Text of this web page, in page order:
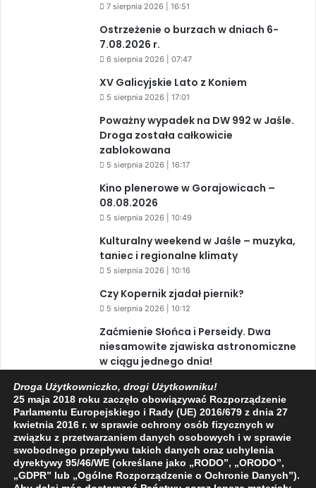
7 sierpnia 2026 | 16:51
Ostrzeżenie o burzach w dniach 6-
7.08.2026 r.
6 sierpnia 2026 | 07:47
XV Galicyjskie Lato z Koniem
5 sierpnia 2026 | 17:01
Poważny wypadek na DW 992 w Jaśle.
Droga została całkowicie
zablokowana
5 sierpnia 2026 | 16:17
Kino plenerowe w Gorajowicach –
08.08.2026
5 sierpnia 2026 | 10:49
Kulturalny weekend w Jaśle – muzyka,
taniec i regionalne klimaty
5 sierpnia 2026 | 10:16
Czy Kopernik zjadał piernik?
5 sierpnia 2026 | 10:12
Zaćmienie Słońca i Perseidy. Dwa
niesamowite zjawiska astronomiczne
w ciągu jednego dnia!
Facebook
X YouTube
Droga Użytkowniczko, drogi Użytkowniku!
25 maja 2018 roku zaczęło obowiązywać Rozporządzenie
Parlamentu Europejskiego i Rady (UE) 2016/679 z dnia 27
kwietnia 2016 r. w sprawie ochrony osób fizycznych w
związku z przetwarzaniem danych osobowych i w sprawie
swobodnego przepływu takich danych oraz uchylenia
dyrektywy 95/46/WE (określane jako „RODO”, „ORODO”,
„GDPR” lub „Ogólne Rozporządzenie o Ochronie Danych”).